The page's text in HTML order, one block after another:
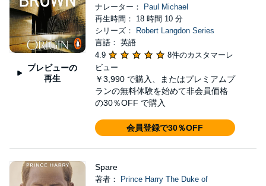
プレビューの
再生
ナレーター：
Paul Michael
再生時間： 18 時間 10 分
シリーズ：
Robert Langdon Series
言語： 英語
4.9
8件のカスタマーレ
ビュー
￥3,990 で購入、またはプレミアムプ
ランの無料体験を始めて非会員価格
の30％OFF で購入
会員登録で30％OFF
Spare
著者：
Prince Harry The Duke of